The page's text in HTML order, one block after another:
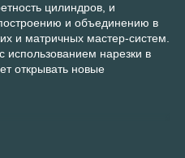
цилиндров, и
и объединению в
и матричных мастер-систем.
использованием нарезки в
открывать новые